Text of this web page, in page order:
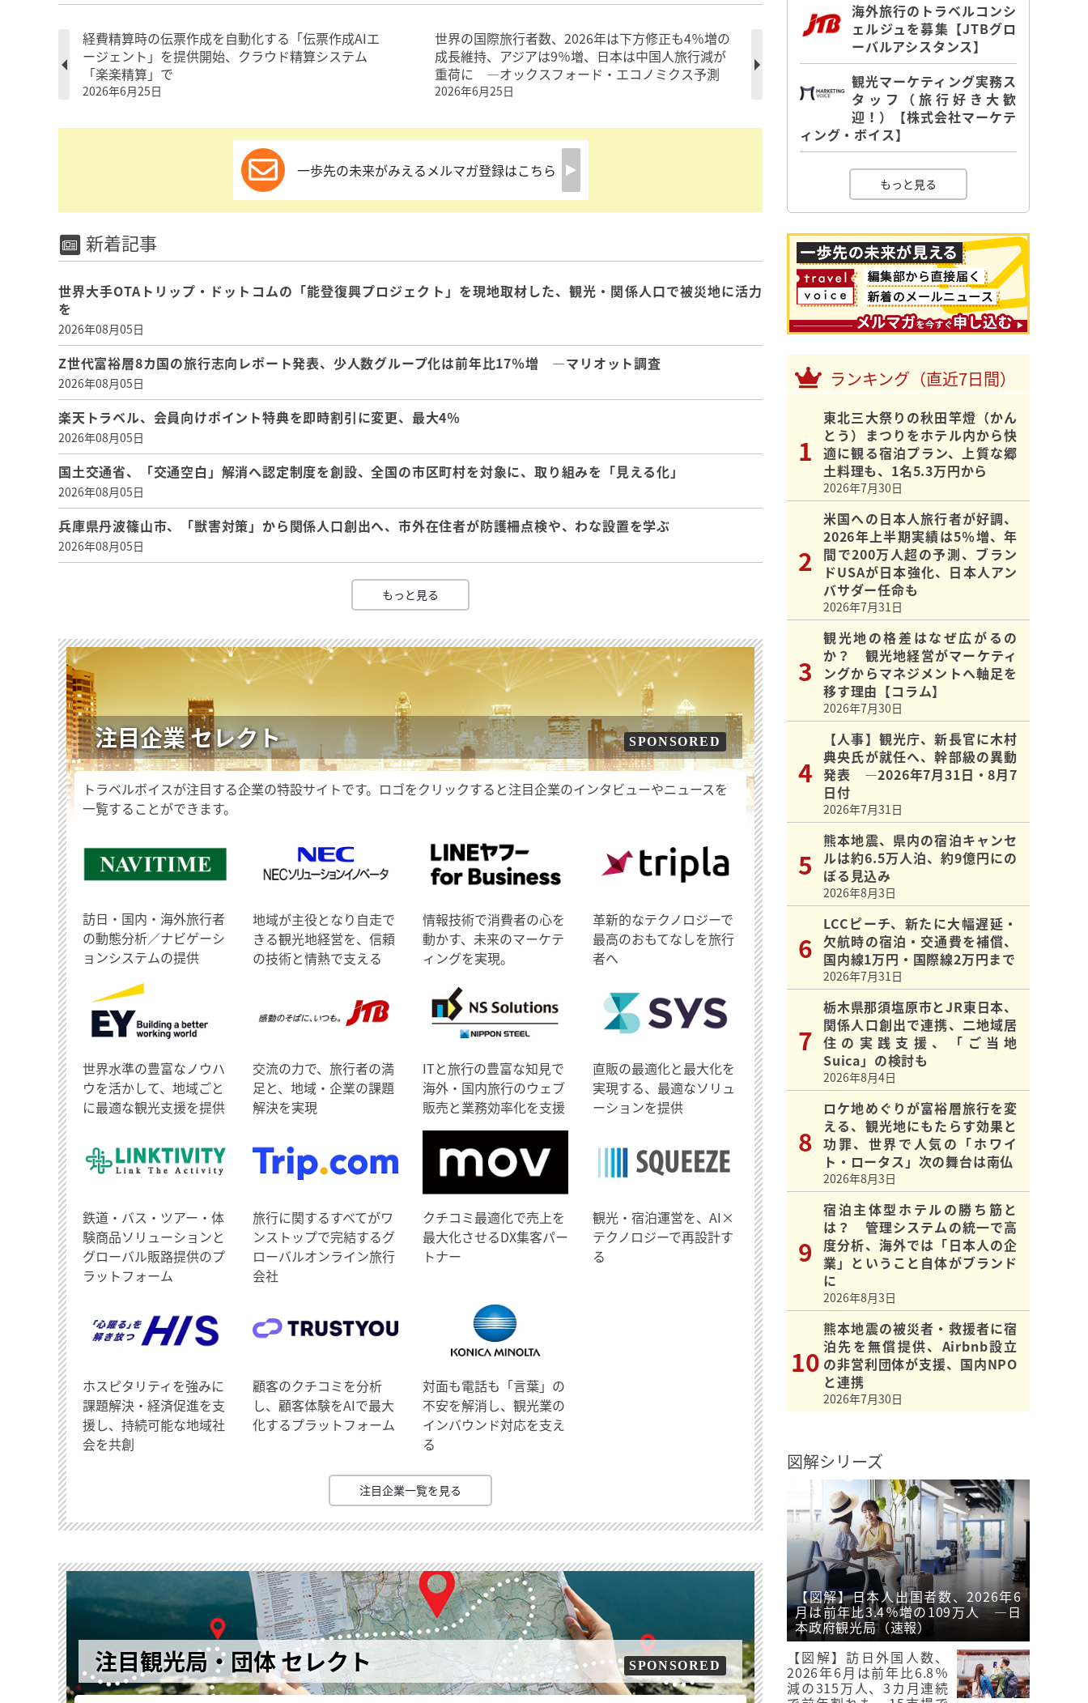
経費精算時の伝票作成を自動化する「伝票作成AIエ
ージェント」を提供開始、クラウド精算システム
「楽楽精算」で
2026年6月25日
世界の国際旅行者数、2026年は下方修正も4％増の
成長維持、アジアは9％増、日本は中国人旅行減が
重荷に ―オックスフォード・エコノミクス予測
2026年6月25日
一歩先の未来がみえるメルマガ登録はこちら
新着記事
世界大手OTAトリップ・ドットコムの「能登復興プロジェクト」を現地取材した、観光・関係人口で被災地に活力
を
2026年08月05日
Z世代富裕層8カ国の旅行志向レポート発表、少人数グループ化は前年比17％増 ―マリオット調査
2026年08月05日
楽天トラベル、会員向けポイント特典を即時割引に変更、最大4％
2026年08月05日
国土交通省、「交通空白」解消へ認定制度を創設、全国の市区町村を対象に、取り組みを「見える化」
2026年08月05日
兵庫県丹波篠山市、「獣害対策」から関係人口創出へ、市外在住者が防護柵点検や、わな設置を学ぶ
2026年08月05日
もっと見る
注目企業 セレクト SPONSORED
トラベルボイスが注目する企業の特設サイトです。ロゴをクリックすると注目企業のインタビューやニュースを
一覧することができます。
訪日・国内・海外旅行者
の動態分析／ナビゲーシ
ョンシステムの提供
地域が主役となり自走で
きる観光地経営を、信頼
の技術と情熱で支える
情報技術で消費者の心を
動かす、未来のマーケテ
ィングを実現。
革新的なテクノロジーで
最高のおもてなしを旅行
者へ
世界水準の豊富なノウハ
ウを活かして、地域ごと
に最適な観光支援を提供
交流の力で、旅行者の満
足と、地域・企業の課題
解決を実現
ITと旅行の豊富な知見で
海外・国内旅行のウェブ
販売と業務効率化を支援
直販の最適化と最大化を
実現する、最適なソリュ
ーションを提供
鉄道・バス・ツアー・体
験商品ソリューションと
グローバル販路提供のプ
ラットフォーム
旅行に関するすべてがワ
ンストップで完結するグ
ローバルオンライン旅行
会社
クチコミ最適化で売上を
最大化させるDX集客パー
トナー
観光・宿泊運営を、AI×
テクノロジーで再設計す
る
ホスピタリティを強みに
課題解決・経済促進を支
援し、持続可能な地域社
会を共創
顧客のクチコミを分析
し、顧客体験をAIで最大
化するプラットフォーム
対面も電話も「言葉」の
不安を解消し、観光業の
インバウンド対応を支え
る
注目企業一覧を見る
注目観光局・団体 セレクト SPONSORED
海外旅行のトラベルコンシ
ェルジュを募集【JTBグロ
ーバルアシスタンス】
観光マーケティング実務ス
タッフ（旅行好き大歓
迎！）【株式会社マーケテ
ィング・ボイス】
もっと見る
ランキング（直近7日間）
東北三大祭りの秋田竿燈（かん
とう）まつりをホテル内から快
適に観る宿泊プラン、上質な郷
土料理も、1名5.3万円から
2026年7月30日
米国への日本人旅行者が好調、
2026年上半期実績は5％増、年
間で200万人超の予測、ブラン
ドUSAが日本強化、日本人アン
バサダー任命も
2026年7月31日
観光地の格差はなぜ広がるの
か？ 観光地経営がマーケティ
ングからマネジメントへ軸足を
移す理由【コラム】
2026年7月30日
【人事】観光庁、新長官に木村
典央氏が就任へ、幹部級の異動
発表 ―2026年7月31日・8月7
日付
2026年7月31日
熊本地震、県内の宿泊キャンセ
ルは約6.5万人泊、約9億円にの
ぼる見込み
2026年8月3日
LCCピーチ、新たに大幅遅延・
欠航時の宿泊・交通費を補償、
国内線1万円・国際線2万円まで
2026年7月31日
栃木県那須塩原市とJR東日本、
関係人口創出で連携、二地域居
住の実践支援、「ご当地
Suica」の検討も
2026年8月4日
ロケ地めぐりが富裕層旅行を変
える、観光地にもたらす効果と
功罪、世界で人気の「ホワイ
ト・ロータス」次の舞台は南仏
2026年8月3日
宿泊主体型ホテルの勝ち筋と
は？ 管理システムの統一で高
度分析、海外では「日本人の企
業」ということ自体がブランド
に
2026年8月3日
熊本地震の被災者・救援者に宿
泊先を無償提供、Airbnb設立
の非営利団体が支援、国内NPO
と連携
2026年7月30日
図解シリーズ
【図解】日本人出国者数、2026年6
月は前年比3.4％増の109万人 ―日
本政府観光局（速報）
【図解】訪日外国人数、
2026年6月は前年比6.8％
減の315万人、3カ月連続